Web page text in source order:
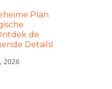
Plan
de
Details!
2026